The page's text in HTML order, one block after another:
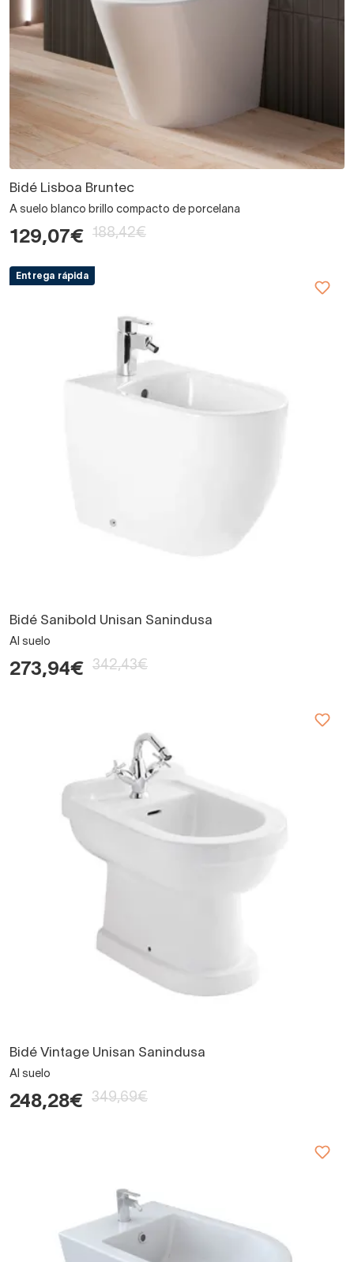
Bidé Lisboa Bruntec
A suelo blanco brillo compacto de porcelana
129,07€ 188,42€
Entrega rápida
Bidé Sanibold Unisan Sanindusa
Al suelo
273,94€ 342,43€
Bidé Vintage Unisan Sanindusa
Al suelo
248,28€ 349,69€